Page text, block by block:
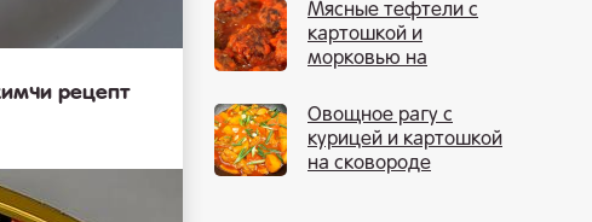
рецепт
Мясные тефтели с
картошкой и
морковью на
Овощное рагу с
курицей и картошкой
на сковороде